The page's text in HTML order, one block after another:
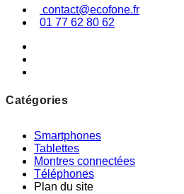
contact@ecofone.fr
01 77 62 80 62
Catégories
Smartphones
Tablettes
Montres connectées
Téléphones
Plan du site